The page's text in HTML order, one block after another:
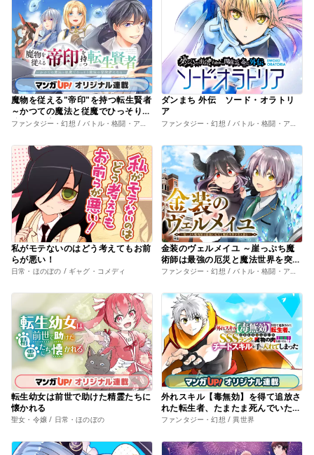
魔物を従える"帝印"を持つ転生賢者
～かつての魔法と従魔でひっそり最
強の冒険者になる～
ダンまち 外伝 ソード・オラトリ
ア
私がモテないのはどう考えてもお前
らが悪い！
日常・ほのぼの / ギャグ・コメディ
金装のヴェルメイユ ～崖っぷち魔
術師は最強の厄災と魔法世界を突き
進む～
ファンタジー・幻想 / バトル・格闘・アクション
転生幼女は前世で助けた精霊たちに
懐かれる
聖女・令嬢 / 日常・ほのぼの
外れスキル【毒無効】を得て追放さ
れた転生者、たまたま死んでいた
SSSランクの魔物の肉（猛毒）を食
まった
ファンタジー・幻想 / 異世界